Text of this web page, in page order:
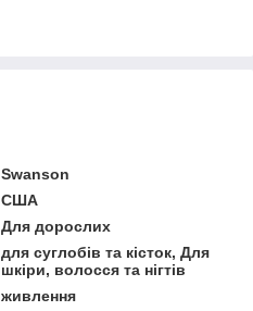
Swanson
США
Для дорослих
для суглобів та кісток, Для
шкіри, волосся та нігтів
живлення